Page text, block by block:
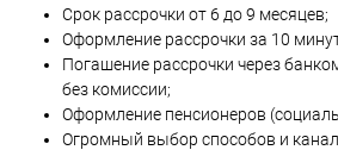
Срок рассрочки от 6 до 9 месяцев;
Оформление рассрочки за 10
Погашение рассрочки через
без комиссии;
Оформление пенсионеров
Огромный выбор способов и